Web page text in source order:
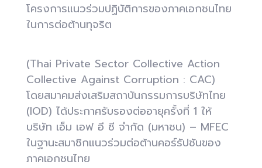
โครงการแนวร่วมปฏิบัติการของภาคเอกชนไทย
ในการต่อต้านทุจริต
(Thai Private Sector Collective Action
Collective Against Corruption : CAC)
โดยสมาคมส่งเสริมสถาบันกรรมการบริษัทไทย
(IOD) ได้ประกาศรับรองต่ออายุครั้งที่ 1 ให้
บริษัท เอ็ม เอฟ อี ซี จำกัด (มหาชน) – MFEC
ในฐานะสมาชิกแนวร่วมต่อต้านคอร์รัปชันของ
ภาคเอกชนไทย